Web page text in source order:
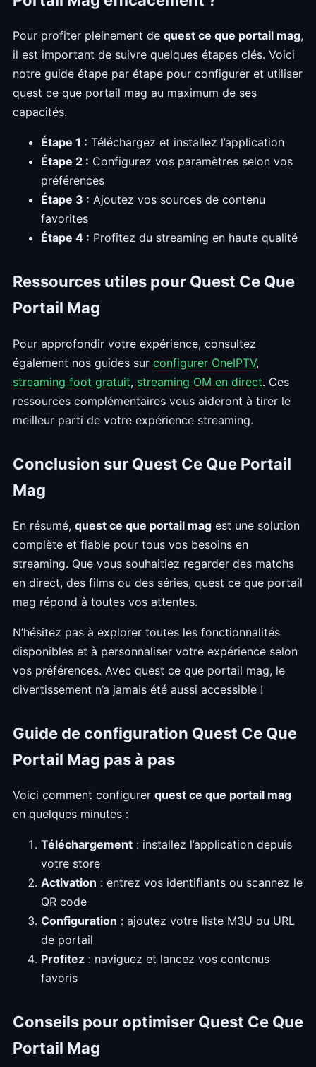
Pour profiter pleinement de quest ce que portail mag,
il est important de suivre quelques étapes clés. Voici
notre guide étape par étape pour configurer et utiliser
quest ce que portail mag au maximum de ses
capacités.
Étape 1 : Téléchargez et installez l’application
Étape 2 : Configurez vos paramètres selon vos
préférences
Étape 3 : Ajoutez vos sources de contenu
favorites
Étape 4 : Profitez du streaming en haute qualité
Ressources utiles pour Quest Ce Que
Portail Mag
Pour approfondir votre expérience, consultez
également nos guides sur configurer OneIPTV,
streaming foot gratuit, streaming OM en direct. Ces
ressources complémentaires vous aideront à tirer le
meilleur parti de votre expérience streaming.
Conclusion sur Quest Ce Que Portail
Mag
En résumé, quest ce que portail mag est une solution
complète et fiable pour tous vos besoins en
streaming. Que vous souhaitiez regarder des matchs
en direct, des films ou des séries, quest ce que portail
mag répond à toutes vos attentes.
N’hésitez pas à explorer toutes les fonctionnalités
disponibles et à personnaliser votre expérience selon
vos préférences. Avec quest ce que portail mag, le
divertissement n’a jamais été aussi accessible !
Guide de configuration Quest Ce Que
Portail Mag pas à pas
Voici comment configurer quest ce que portail mag
en quelques minutes :
Téléchargement : installez l’application depuis
votre store
Activation : entrez vos identifiants ou scannez le
QR code
Configuration : ajoutez votre liste M3U ou URL
de portail
Profitez : naviguez et lancez vos contenus
favoris
Conseils pour optimiser Quest Ce Que
Portail Mag